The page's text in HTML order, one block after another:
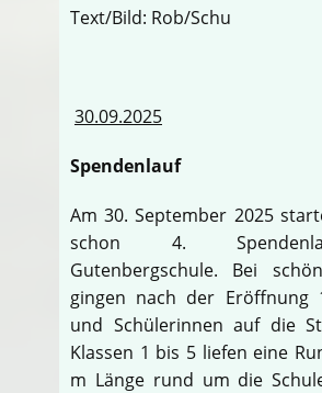
Text/Bild: Rob/Schu
30.09.2025
Spendenlauf
Am 30. September 2025
schon 4.
Gutenbergschule. Bei
gingen nach der Eröffnung
und Schülerinnen auf die
Klassen 1 bis 5 liefen eine
m Länge rund um die